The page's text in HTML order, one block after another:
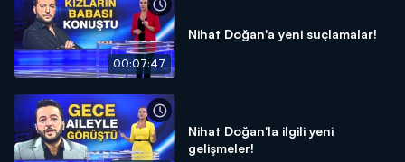
00:07:47
Nihat Doğan'a yeni suçlamalar!
Nihat Doğan'la ilgili yeni
gelişmeler!